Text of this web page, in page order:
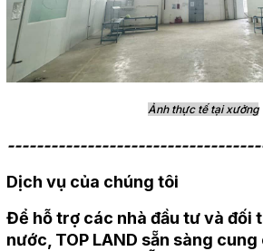
Ảnh thực tế tại xưởng
Dịch vụ của chúng tôi
Để hỗ trợ các nhà đầu tư và đối
nước, TOP LAND sẵn sàng